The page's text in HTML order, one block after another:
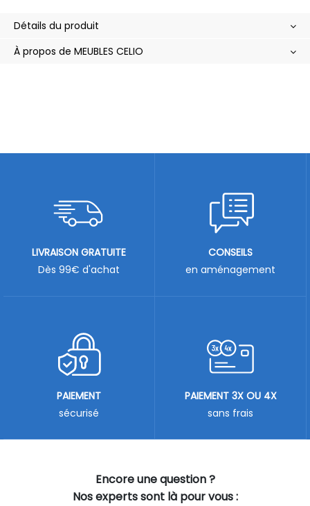
Détails du produit
À propos de MEUBLES CELIO
Encore une question ?
Nos experts sont là pour vous :
LIVRAISON GRATUITE
Dès 99€ d'achat
CONSEILS
en aménagement
PAIEMENT
sécurisé
PAIEMENT 3X OU 4X
sans frais